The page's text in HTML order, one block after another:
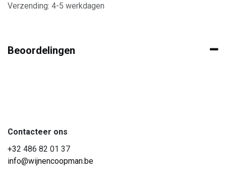
Verzending: 4-5 werkdagen
Beoordelingen
Contacteer ons
+32 486 82 01 37
info@wijnencoopman.be